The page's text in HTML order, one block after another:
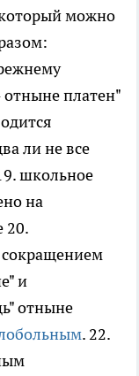
можно
отныне платен"
ли не все
школьное
на
20.
и
отныне
. 22.